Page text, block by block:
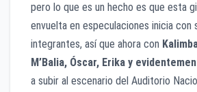
pero lo que es un hecho es que esta
envuelta en especulaciones inicia con
integrantes, así que ahora con
M’Balia, Óscar, Erika y
a subir al escenario del Auditorio